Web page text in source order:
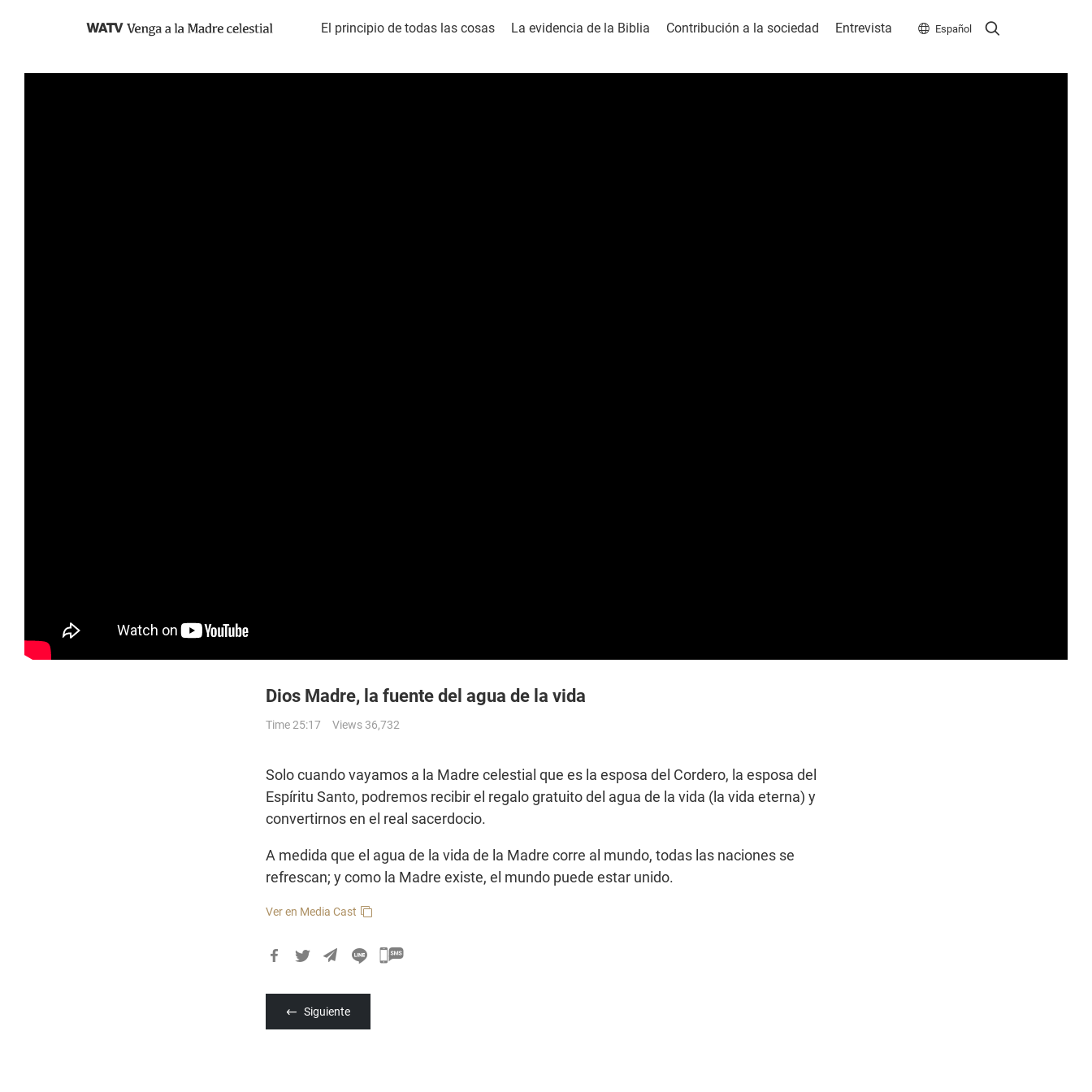
WATV El principio de todas las cosas La evidencia de la Biblia Contribución a la sociedad Entrevista Español Search
Search Search
Dios Madre, la fuente del agua de la vida
Time 25:17 Views 36,732
Solo cuando vayamos a la Madre celestial que es la esposa del Cordero, la esposa del
Espíritu Santo, podremos recibir el regalo gratuito del agua de la vida (la vida eterna) y
convertirnos en el real sacerdocio.
A medida que el agua de la vida de la Madre corre al mundo, todas las naciones se
refrescan; y como la Madre existe, el mundo puede estar unido.
Ver en Media Cast
카
톡
Siguiente